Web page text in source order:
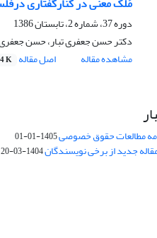
دوره 37، شماره 2، تابستان 1386
دکتر حسن جعفری تبار، حسن جعفری
مشاهده مقاله
اصل مقاله K
مطالعات حقوق خصوصی1405-01-01
جدید از برخی نویسندگان1404-03-20